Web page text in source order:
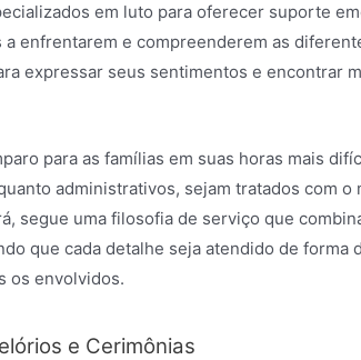
em luto para oferecer suporte
enfrentarem e compreenderem as
expressar seus sentimentos e encontrar
para as famílias em suas horas mais
administrativos, sejam tratados com o
segue uma filosofia de serviço que
que cada detalhe seja atendido de forma
os envolvidos.
e Cerimônias